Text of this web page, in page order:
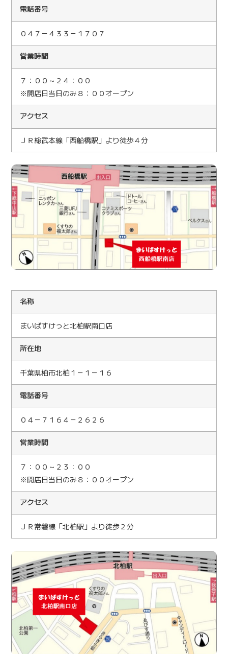
電話番号
０４７－４３３－１７０７
営業時間
７：００～２４：００
※開店日当日のみ８：００オープン
アクセス
ＪＲ総武本線「西船橋駅」より徒歩４分
名称
まいばすけっと北柏駅南口店
所在地
千葉県柏市北柏１－１－１６
電話番号
０４－７１６４－２６２６
営業時間
７：００～２３：００
※開店日当日のみ８：００オープン
アクセス
ＪＲ常磐線「北柏駅」より徒歩２分